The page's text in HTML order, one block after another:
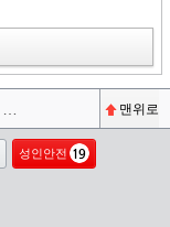
맨위로
성인안전